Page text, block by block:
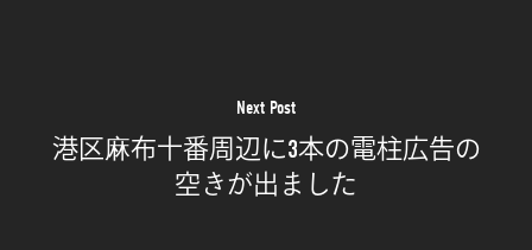
Next Post
港区麻布十番周辺に3本の電柱広告の
空きが出ました